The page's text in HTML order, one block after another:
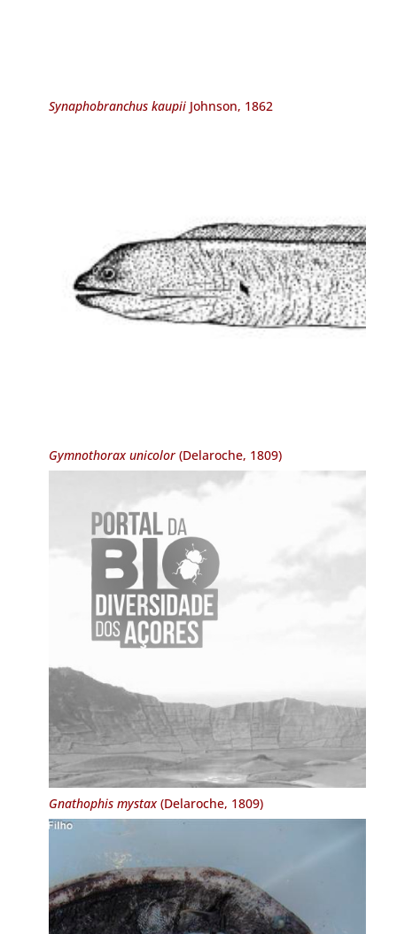
Synaphobranchus kaupiiJohnson, 1862
Gymnothorax unicolor(Delaroche, 1809)
Gnathophis mystax(Delaroche, 1809)